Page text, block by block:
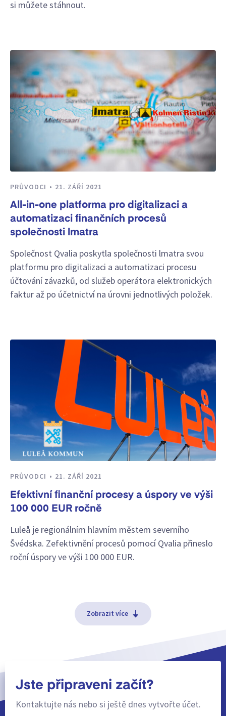
si můžete stáhnout.
PRŮVODCI 21. ZÁŘÍ 2021
All-in-one platforma pro digitalizaci a
automatizaci finančních procesů
společnosti lmatra
Společnost Qvalia poskytla společnosti lmatra svou
platformu pro digitalizaci a automatizaci procesu
účtování závazků, od služeb operátora elektronických
faktur až po účetnictví na úrovni jednotlivých položek.
PRŮVODCI 21. ZÁŘÍ 2021
Efektivní finanční procesy a úspory ve výši
100 000 EUR ročně
Luleå je regionálním hlavním městem severního
Švédska. Zefektivnění procesů pomocí Qvalia přineslo
roční úspory ve výši 100 000 EUR.
Zobrazit více
Jste připraveni začít?
Kontaktujte nás nebo si ještě dnes vytvořte účet.